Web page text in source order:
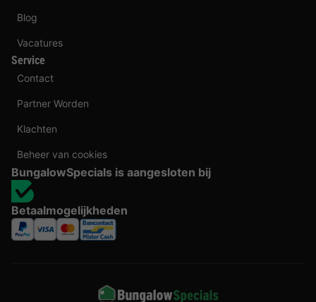
Blog
Vacatures
Service
Contact
Partner Worden
Klachten
Beheer van cookies
BungalowSpecials is aangesloten bij
Betaalmogelijkheden